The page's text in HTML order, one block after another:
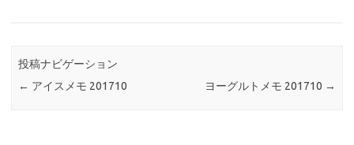
投稿ナビゲーション
← アイスメモ 201710 ヨーグルトメモ 201710 →